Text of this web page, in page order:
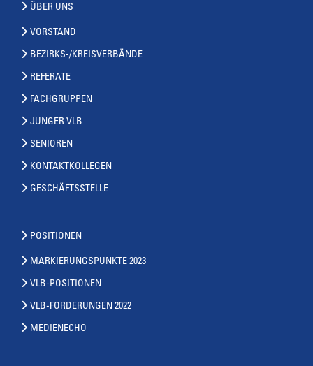
ÜBER UNS
VORSTAND
BEZIRKS-/KREISVERBÄNDE
REFERATE
FACHGRUPPEN
JUNGER VLB
SENIOREN
KONTAKTKOLLEGEN
GESCHÄFTSSTELLE
POSITIONEN
MARKIERUNGSPUNKTE 2023
VLB-POSITIONEN
VLB-FORDERUNGEN 2022
MEDIENECHO